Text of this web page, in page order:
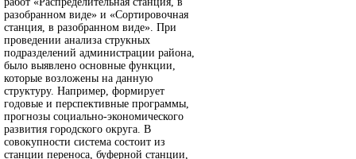
разобранном виде» и «Сортировочная
станция, в разобранном виде». При
проведении анализа струкных
подразделений администрации района,
было выявлено основные функции,
которые возложены на данную
структуру. Например, формирует
годовые и перспективные программы,
прогнозы социально-экономического
развития городского округа. В
совокупности система состоит из
станции переноса, буферной станции,